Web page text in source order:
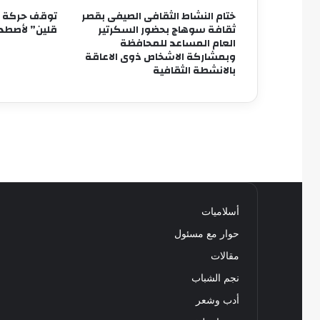
ختام النشاط الثقافى الصيفى بقصر
ثقافة سوهاج بحضور السكرتير
العام المساعد للمحافظة
وبمشاركة الاشخاص ذوى الاعاقة
بالانشطة الثقافية
توقف حركة
قلين”
أسلاميات
حوار مع مسئول
مقالات
نجم الشباب
أدب وشعر